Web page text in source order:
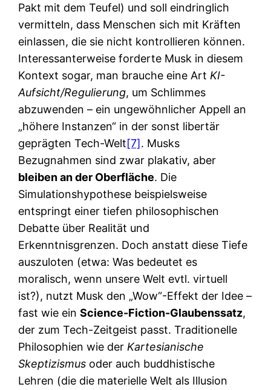
Pakt mit dem Teufel) und soll eindringlich
vermitteln, dass Menschen sich mit Kräften
einlassen, die sie nicht kontrollieren können.
Interessanterweise forderte Musk in diesem
Kontext sogar, man brauche eine Art KI-
Aufsicht/Regulierung, um Schlimmes
abzuwenden – ein ungewöhnlicher Appell an
„höhere Instanzen“ in der sonst libertär
geprägten Tech-Welt[7]. Musks
Bezugnahmen sind zwar plakativ, aber
bleiben an der Oberfläche. Die
Simulationshypothese beispielsweise
entspringt einer tiefen philosophischen
Debatte über Realität und
Erkenntnisgrenzen. Doch anstatt diese Tiefe
auszuloten (etwa: Was bedeutet es
moralisch, wenn unsere Welt evtl. virtuell
ist?), nutzt Musk den „Wow“-Effekt der Idee –
fast wie einScience-Fiction-Glaubenssatz,
der zum Tech-Zeitgeist passt. Traditionelle
Philosophien wie der Kartesianische
Skeptizismus oder auch buddhistische
Lehren (die die materielle Welt als Illusion